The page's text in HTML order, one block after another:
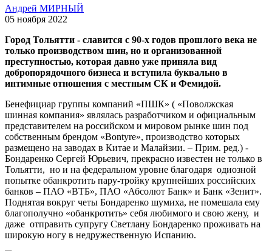
Андрей МИРНЫЙ
05 ноября 2022
Город Тольятти - славится с 90-х годов прошлого века не
только производством шин, но и организованной
преступностью, которая давно уже приняла вид
добропорядочного бизнеса и вступила буквально в
интимные отношения с местным СК и Фемидой.
Бенефициар группы компаний «ПШК» ( «Поволжская
шинная компания» являлась разработчиком и официальным
представителем на российском и мировом рынке шин под
собственным брендом «Bontyre», производство которых
размещено на заводах в Китае и Малайзии. – Прим. ред.) -
Бондаренко Сергей Юрьевич, прекрасно известен не только в
Тольятти, но и на федеральном уровне благодаря одиозной
попытке обанкротить пару-тройку крупнейших российских
банков – ПАО «ВТБ», ПАО «Абсолют Банк» и Банк «Зенит».
Поднятая вокруг четы Бондаренко шумиха, не помешала ему
благополучно «обанкротить» себя любимого и свою жену, и
даже отправить супругу Светлану Бондаренко проживать на
широкую ногу в недружественную Испанию.